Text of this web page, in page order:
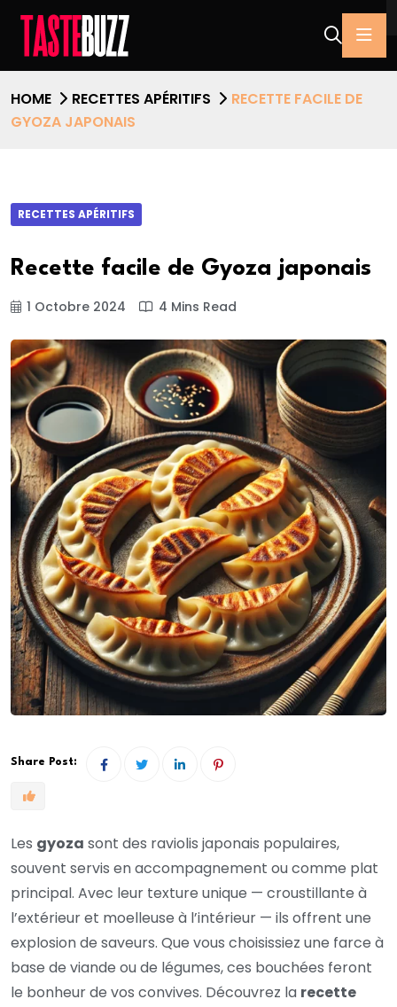
HOME RECETTES APÉRITIFS
RECETTE FACILE DE
GYOZA JAPONAIS
RECETTES APÉRITIFS
Recette facile de Gyoza japonais
1 Octobre 2024 4 Mins Read
Share Post:
Les gyoza sont des raviolis japonais populaires,
souvent servis en accompagnement ou comme plat
principal. Avec leur texture unique — croustillante à
l’extérieur et moelleuse à l’intérieur — ils offrent une
explosion de saveurs. Que vous choisissiez une farce à
base de viande ou de légumes, ces bouchées feront
le bonheur de vos convives. Découvrez la recette